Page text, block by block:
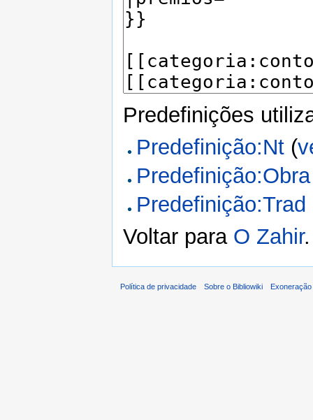
Predefinições
Predefinição:Nt (
Predefinição:Obra
Predefinição:Trad
Voltar para O Zahir.
Política de privacidade Sobre o Bibliowiki